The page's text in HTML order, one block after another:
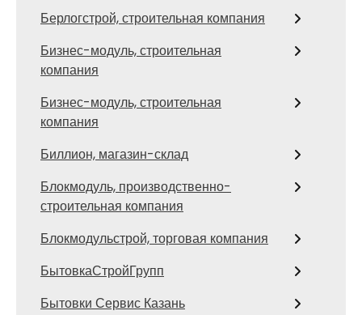
Берлогстрой, строительная компания
Бизнес-модуль, строительная
компания
Бизнес-модуль, строительная
компания
Биллион, магазин-склад
Блокмодуль, производственно-
строительная компания
Блокмодульстрой, торговая компания
БытовкаСтройГрупп
Бытовки Сервис Казань